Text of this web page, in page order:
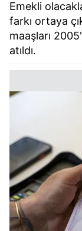
Emekli
farkı ortaya
maaşları
atıldı.